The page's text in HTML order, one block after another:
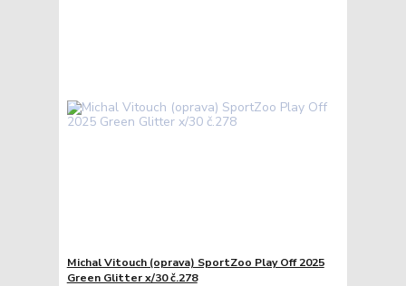
Michal Vitouch (oprava) SportZoo Play Off 2025
Green Glitter x/30 č.278